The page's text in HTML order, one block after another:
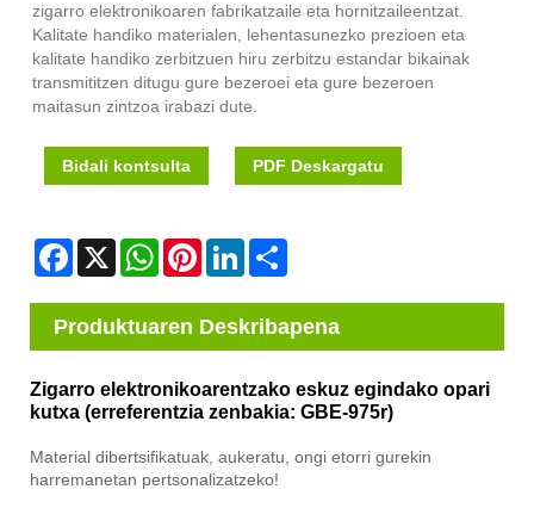
zigarro elektronikoaren fabrikatzaile eta hornitzaileentzat.
Kalitate handiko materialen, lehentasunezko prezioen eta
kalitate handiko zerbitzuen hiru zerbitzu estandar bikainak
transmititzen ditugu gure bezeroei eta gure bezeroen
maitasun zintzoa irabazi dute.
Bidali kontsulta PDF Deskargatu
Facebook
X WhatsAppPinterestLinkedIn
Produktuaren Deskribapena
Zigarro elektronikoarentzako eskuz egindako opari
kutxa (erreferentzia zenbakia: GBE-975r)
Material dibertsifikatuak, aukeratu, ongi etorri gurekin
harremanetan pertsonalizatzeko!